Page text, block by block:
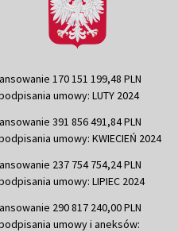
170 151 199,48 PLN
umowy: LUTY 2024
391 856 491,84 PLN
umowy: KWIECIEŃ 2024
237 754 754,24 PLN
umowy: LIPIEC 2024
290 817 240,00 PLN
umowy i aneksów: